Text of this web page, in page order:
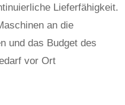
Lieferfähigkeit.
an die
und das Budget des
vor Ort